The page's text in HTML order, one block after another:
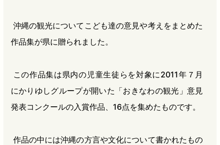
沖縄の観光についてこども達の意見や考えをまとめた
作品集が県に贈られました。
この作品集は県内の児童生徒らを対象に2011年７月
にかりゆしグループが開いた「おきなわの観光」意見
発表コンクールの入賞作品、16点を集めたものです。
作品の中には沖縄の方言や文化について書かれたもの